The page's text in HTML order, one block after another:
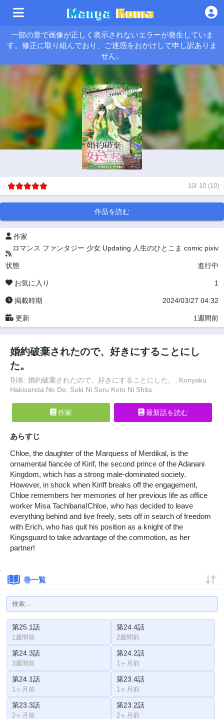
一部の章で画像が正しく表示されないエラーが発生していま
す。修正に取り組んでおり、ご迷惑をおかけして申し訳ありま
せん。
10/ 10 (10)
作品を読む
作家
ロマンス ファンタジー 少女 Updating 人生のひとこま comic pixiv
状態 進行中
お気に入り 1
掲載時期 2024/03/27 04:32
更新 1週間前
婚約破棄されたので、好きにすることにし
た。
別名: 婚約破棄されたので、好きにすることにした。, Konyaku
Hakisareta No De, Suki Ni Suru Koto Ni Shita.
作家 最新話を読む
あらすじ
Chloe, the daughter of the Marquess of Merdikal, is the
ornamental fiancée of Kirif, the second prince of the Adanani
Kingdom, which has a strong male-dominated society.
However, in shock when Kiriff breaks off the engagement,
Chloe remembers her memories of her previous life as office
worker Misa Tachibana!Chloe, who has decided to leave
everything behind and live freely, sets off in search of freedom
with Erich, who has quit his position as a knight of the
Kingsguard to take advantage of the commotion, as her
partner!
巻一覧
第25.1話
1週間前
第24.4話
2週間前
第24.3話
3週間前
第24.2話
1ヶ月前
第24.1話
1ヶ月前
第23.4話
1ヶ月前
第23.3話
2ヶ月前
第23.2話
2ヶ月前